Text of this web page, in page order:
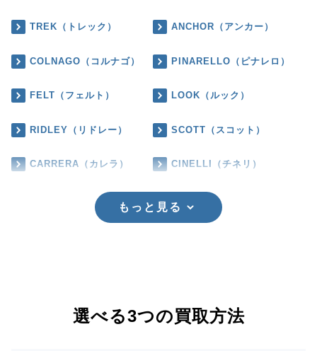
TREK（トレック） ANCHOR（アンカー）
COLNAGO（コルナゴ） PINARELLO（ピナレロ）
FELT（フェルト） LOOK（ルック）
RIDLEY（リドレー） SCOTT（スコット）
CARRERA（カレラ） CINELLI（チネリ）
もっと見る
選べる3つの買取方法